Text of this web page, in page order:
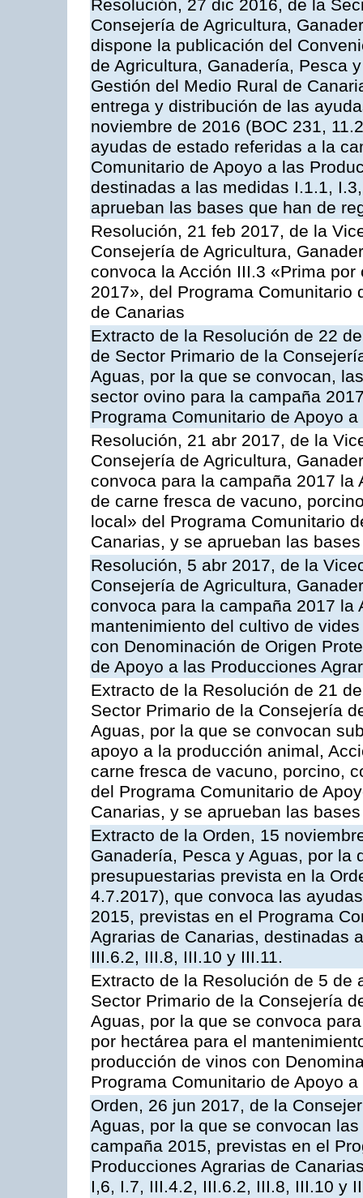
Resolución, 27 dic 2016, de la
Consejería de Agricultura,
dispone la publicación del
de Agricultura, Ganadería, Pesca
Gestión del Medio Rural de
entrega y distribución de las
noviembre de 2016 (BOC 231,
ayudas de estado referidas a la
Comunitario de Apoyo a las
destinadas a las medidas I.1.1,
aprueban las bases que han de
Resolución, 21 feb 2017, de la
Consejería de Agricultura,
convoca la Acción III.3 «Prima
2017», del Programa Comunitario
de Canarias
Extracto de la Resolución de 22
de Sector Primario de la
Aguas, por la que se convocan,
sector ovino para la campaña
Programa Comunitario de Apoyo
Resolución, 21 abr 2017, de la
Consejería de Agricultura,
convoca para la campaña 2017
de carne fresca de vacuno,
local» del Programa Comunitario
Canarias, y se aprueban las
Resolución, 5 abr 2017, de la
Consejería de Agricultura,
convoca para la campaña 2017
mantenimiento del cultivo de
con Denominación de Origen
de Apoyo a las Producciones
Extracto de la Resolución de 21
Sector Primario de la Consejería
Aguas, por la que se convocan
apoyo a la producción animal,
carne fresca de vacuno, porcino,
del Programa Comunitario de
Canarias, y se aprueban las
Extracto de la Orden, 15
Ganadería, Pesca y Aguas, por la
presupuestarias prevista en la
4.7.2017), que convoca las
2015, previstas en el Programa
Agrarias de Canarias, destinadas
III.6.2, III.8, III.10 y III.11.
Extracto de la Resolución de 5
Sector Primario de la Consejería
Aguas, por la que se convoca
por hectárea para el
producción de vinos con
Programa Comunitario de Apoyo
Orden, 26 jun 2017, de la
Aguas, por la que se convocan
campaña 2015, previstas en el
Producciones Agrarias de
I,6, I.7, III.4.2, III.6.2, III.8, III.10 y